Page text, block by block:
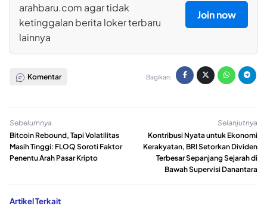
arahbaru.com agar tidak
ketinggalan berita loker terbaru
lainnya
Join now
Komentar Bagikan:
Sebelumnya
Bitcoin Rebound, Tapi Volatilitas
Masih Tinggi: FLOQ Soroti Faktor
Penentu Arah Pasar Kripto
Selanjutnya
Kontribusi Nyata untuk Ekonomi
Kerakyatan, BRI Setorkan Dividen
Terbesar Sepanjang Sejarah di
Bawah Supervisi Danantara
Artikel Terkait